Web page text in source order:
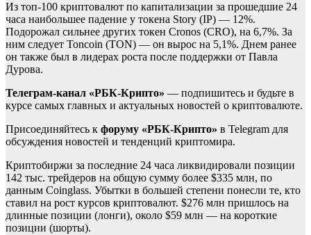
Из топ-100 криптовалют по капитализации за прошедшие 24
часа наибольшее падение у токена Story (IP) — 12%.
Подорожал сильнее других токен Cronos (CRO), на 6,7%. За
ним следует Toncoin (TON) — он вырос на 5,1%. Днем ранее
он также был в лидерах роста после поддержки от Павла
Дурова.
Телеграм-канал «РБК-Крипто» — подпишитесь и будьте в
курсе самых главных и актуальных новостей о криптовалюте.
Присоединяйтесь к форуму «РБК-Крипто» в Telegram для
обсуждения новостей и тенденций криптомира.
Криптобиржи за последние 24 часа ликвидировали позиции
142 тыс. трейдеров на общую сумму более $335 млн, по
данным Coinglass. Убытки в большей степени понесли те, кто
ставил на рост курсов криптовалют. $276 млн пришлось на
длинные позиции (лонги), около $59 млн — на короткие
позиции (шорты).